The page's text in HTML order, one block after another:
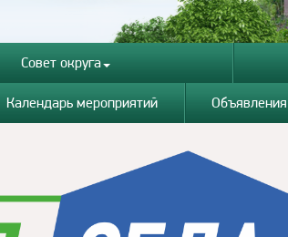
Совет округа
Календарь мероприятий Объявления